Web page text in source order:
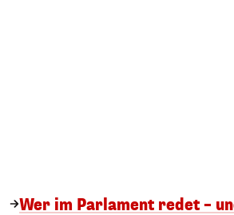
Wer im Parlament redet –